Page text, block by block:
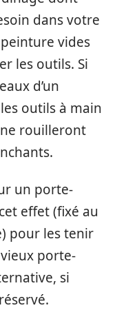
dans votre
vides
les outils. Si
d’un
outils à main
rouilleront
un porte-
effet (fixé au
pour les tenir
vieux porte-
si